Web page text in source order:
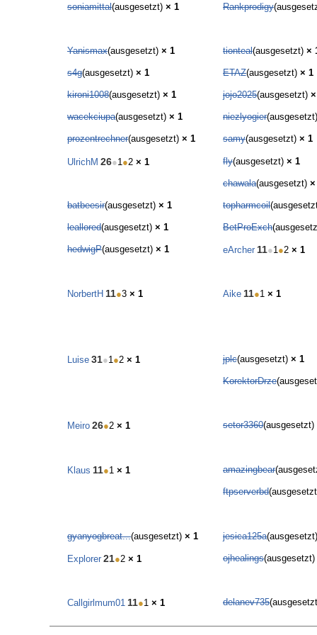
soniamittal(ausgesetzt) × 1 Rankprodigy
Yanismax(ausgesetzt) × 1 tionteal(ausgesetzt) ×
s4g(ausgesetzt) × 1 ETAZ(ausgesetzt) × 1
kironi1008(ausgesetzt) × 1 jojo2025(ausgesetzt)
wacekciupa(ausgesetzt) × 1 niezlyogier
prozentrechner(ausgesetzt) × 1 samy(ausgesetzt) × 1
UlrichM 26●1●2 × 1 fly(ausgesetzt) × 1
chawala(ausgesetzt) ×
batbeesir(ausgesetzt) × 1 topharmcoil
leallored(ausgesetzt) × 1 BetProExch
hedwigP(ausgesetzt) × 1 eArcher 11●1●2 × 1
NorbertH 11●3 × 1 Aike 11●1 × 1
Luise 31●1●2 × 1 jplc(ausgesetzt) × 1
KorektorDrze
Meiro 26●2 × 1 setor3360(ausgesetzt)
Klaus 11●1 × 1 amazingbear
ftpserverbd
gyanyogbreat...(ausgesetzt) × 1 jesica125a
Explorer 21●2 × 1 ojhealings(ausgesetzt)
Callgirlmum01 11●1 × 1 delanev735